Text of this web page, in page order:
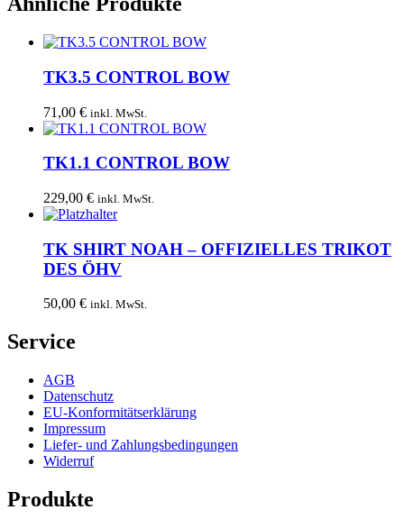
TK3.5 CONTROL BOW
71,00 € inkl. MwSt.
TK1.1 CONTROL BOW
229,00 € inkl. MwSt.
TK SHIRT NOAH – OFFIZIELLES TRIKOT
DES ÖHV
50,00 € inkl. MwSt.
Service
AGB
Datenschutz
EU-Konformitätserklärung
Impressum
Liefer- und Zahlungsbedingungen
Widerruf
Produkte